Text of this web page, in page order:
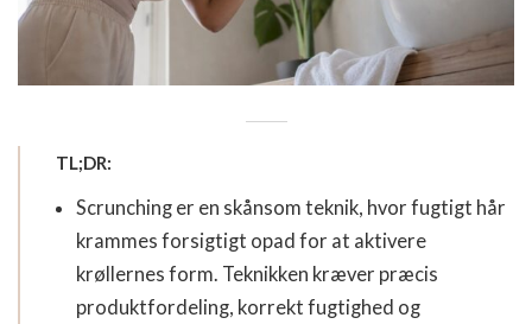
TL;DR:
Scrunching er en skånsom teknik, hvor fugtigt hår
krammes forsigtigt opad for at aktivere
krøllernes form. Teknikken kræver præcis
produktfordeling, korrekt fugtighed og